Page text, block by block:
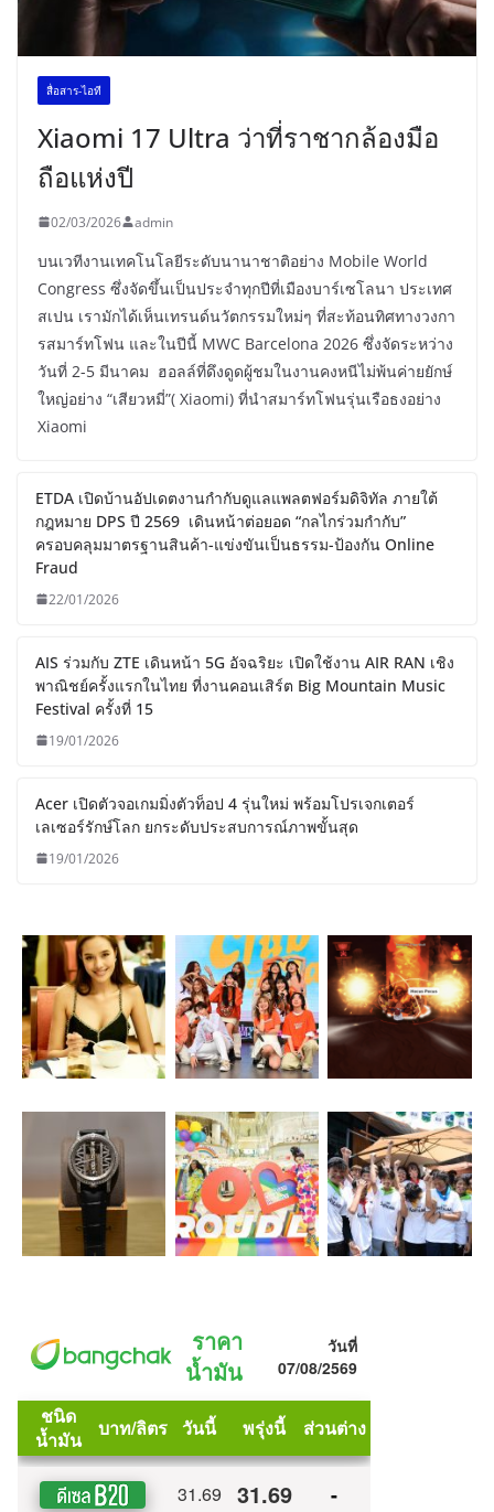
สื่อสาร-ไอที
Xiaomi 17 Ultra ว่าที่ราชากล้องมือ
ถือแห่งปี
02/03/2026 admin
บนเวทีงานเทคโนโลยีระดับนานาชาติอย่าง Mobile World
Congress ซึ่งจัดขึ้นเป็นประจำทุกปีที่เมืองบาร์เซโลนา ประเทศ
สเปน เรามักได้เห็นเทรนด์นวัตกรรมใหม่ๆ ที่สะท้อนทิศทางวงกา
รสมาร์ทโฟน และในปีนี้ MWC Barcelona 2026 ซึ่งจัดระหว่าง
วันที่ 2-5 มีนาคม ฮอลล์ที่ดึงดูดผู้ชมในงานคงหนีไม่พ้นค่ายยักษ์
ใหญ่อย่าง “เสียวหมี่”( Xiaomi) ที่นำสมาร์ทโฟนรุ่นเรือธงอย่าง
Xiaomi
ETDA เปิดบ้านอัปเดตงานกำกับดูแลแพลตฟอร์มดิจิทัล ภายใต้
กฎหมาย DPS ปี 2569 เดินหน้าต่อยอด “กลไกร่วมกำกับ”
ครอบคลุมมาตรฐานสินค้า-แข่งขันเป็นธรรม-ป้องกัน Online
Fraud
22/01/2026
AIS ร่วมกับ ZTE เดินหน้า 5G อัจฉริยะ เปิดใช้งาน AIR RAN เชิง
พาณิชย์ครั้งแรกในไทย ที่งานคอนเสิร์ต Big Mountain Music
Festival ครั้งที่ 15
19/01/2026
Acer เปิดตัวจอเกมมิ่งตัวท็อป 4 รุ่นใหม่ พร้อมโปรเจกเตอร์
เลเซอร์รักษ์โลก ยกระดับประสบการณ์ภาพขั้นสุด
19/01/2026